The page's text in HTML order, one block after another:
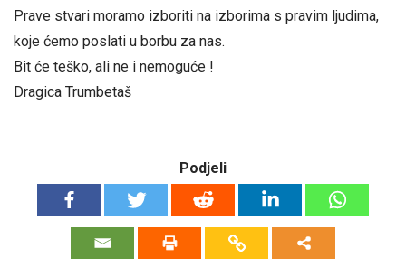
Prave stvari moramo izboriti na izborima s pravim ljudima,
koje ćemo poslati u borbu za nas.
Bit će teško, ali ne i nemoguće !
Dragica Trumbetaš
Podjeli